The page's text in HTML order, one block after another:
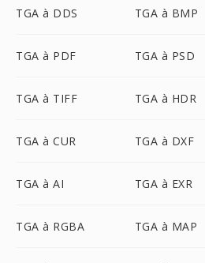
TGA à DDS TGA à BMP
TGA à PDF TGA à PSD
TGA à TIFF TGA à HDR
TGA à CUR TGA à DXF
TGA à AI TGA à EXR
TGA à RGBA TGA à MAP